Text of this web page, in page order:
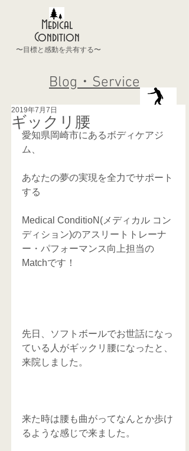
Medical
Condition
〜目標と感動を共有する〜
Blog・Service
ギックリ腰
2019年7月7日
愛知県岡崎市にあるボディケアジ
ム、
あなたの夢の実現を全力でサポート
する
Medical ConditioN(メディカル コン
ディション)のアスリートトレーナ
ー・パフォーマンス向上担当の
Matchです！
先日、ソフトボールでお世話になっ
ている人がギックリ腰になったと、
来院しました。
来た時は腰も曲がってなんとか歩け
るような感じで来ました。